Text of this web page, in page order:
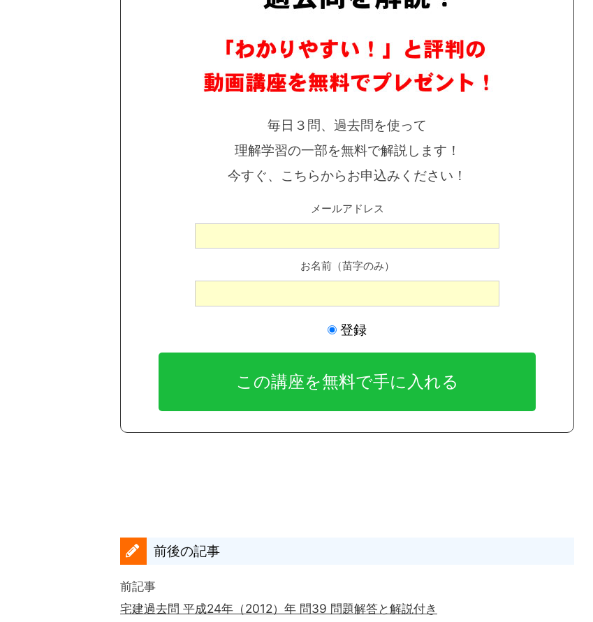
毎日３問、過去問を使って
理解学習の一部を無料で解説します！
今すぐ、こちらからお申込みください！
メールアドレス
お名前（苗字のみ）
登録
前後の記事
前記事
宅建過去問 平成24年（2012）年 問39 問題解答と解説付き